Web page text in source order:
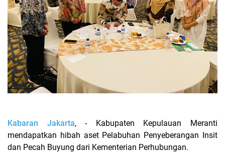
Kabaran Jakarta, - Kabupaten Kepulauan Meranti
mendapatkan hibah aset Pelabuhan Penyeberangan Insit
dan Pecah Buyung dari Kementerian Perhubungan.